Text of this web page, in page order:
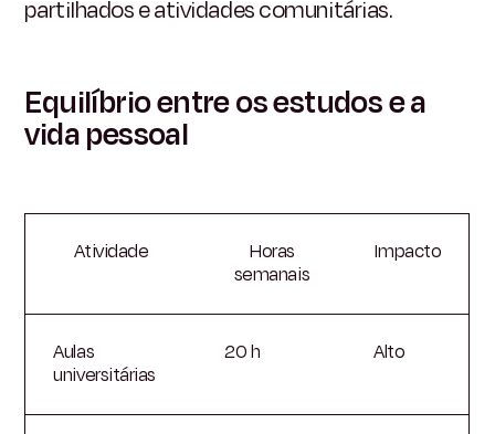
partilhados e atividades comunitárias.
Equilíbrio entre os estudos e a
vida pessoal
Atividade
Horas
semanais
Impacto
Aulas
universitárias
20 h Alto